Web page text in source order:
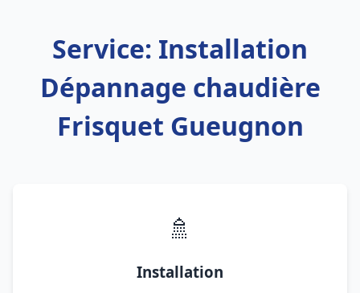
Service: Installation
Dépannage chaudière
Frisquet Gueugnon
🚿
Installation